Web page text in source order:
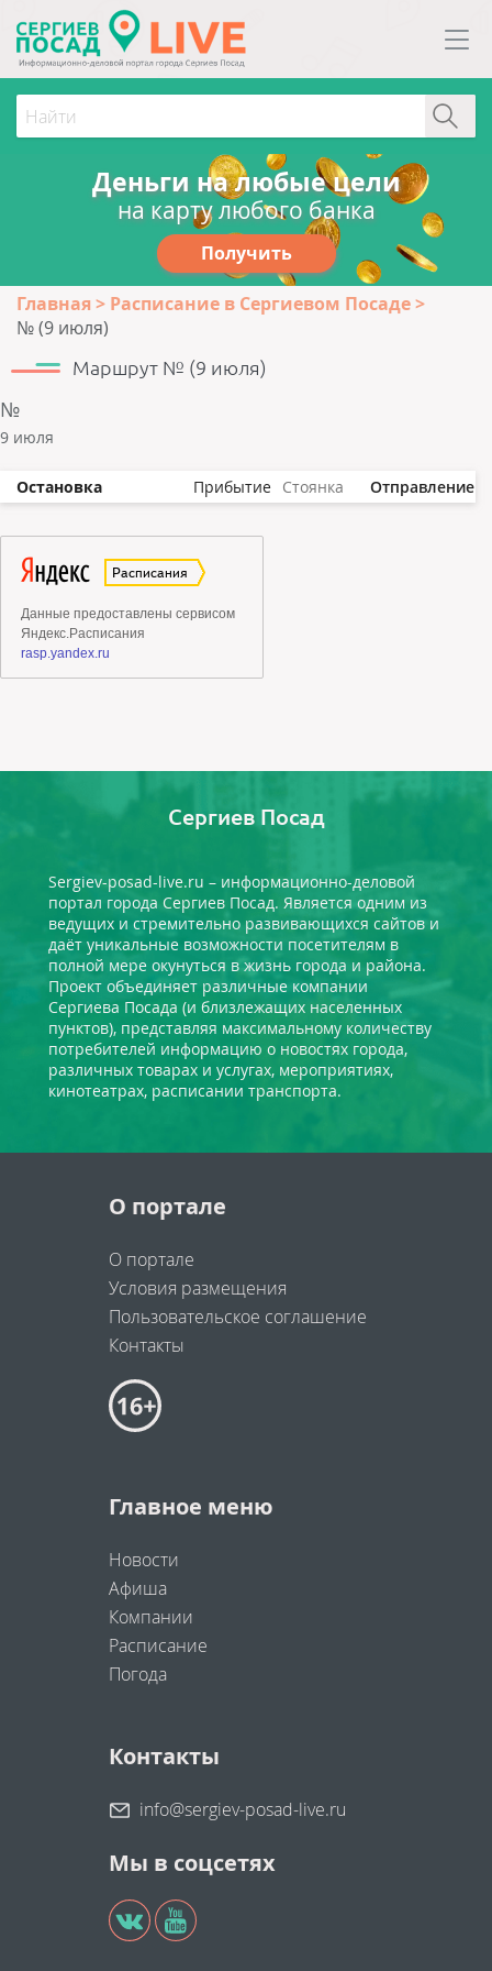
Деньги на любые цели
на карту любого банка
Получить
Главная
Расписание в Сергиевом Посаде
№ (9 июля)
Маршрут № (9 июля)
№
9 июля
Остановка Прибытие Стоянка Отправление
Сергиев Посад
Sergiev-posad-live.ru – информационно-деловой
портал города Сергиев Посад. Является одним из
ведущих и стремительно развивающихся сайтов и
даёт уникальные возможности посетителям в
полной мере окунуться в жизнь города и района.
Проект объединяет различные компании
Сергиева Посада (и близлежащих населенных
пунктов), представляя максимальному количеству
потребителей информацию о новостях города,
различных товарах и услугах, мероприятиях,
кинотеатрах, расписании транспорта.
О портале
О портале
Условия размещения
Пользовательское соглашение
Контакты
Главное меню
Новости
Афиша
Компании
Расписание
Погода
Контакты
info@sergiev-posad-live.ru
Мы в соцсетях